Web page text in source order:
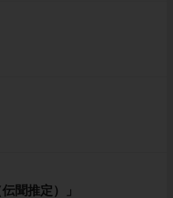
聞推定）」